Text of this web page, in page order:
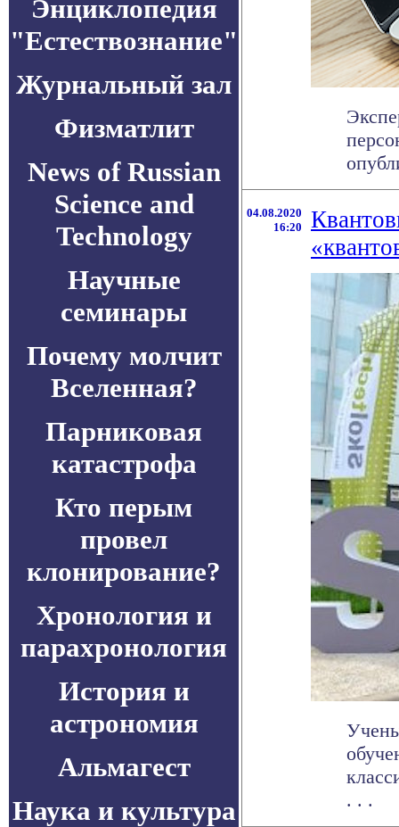
Энциклопедия
"Естествознание"
Журнальный зал
Физматлит
News of Russian
Science and
Technology
Научные
семинары
Почему молчит
Вселенная?
Парниковая
катастрофа
Кто перым
провел
клонирование?
Хронология и
парахронология
История и
астрономия
Альмагест
Наука и культура
04.08.2020
16:20
. . .